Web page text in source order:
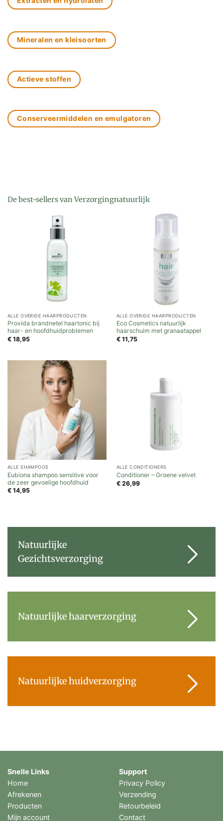
Mineralen en kleisoorten
Actieve stoffen
Conserveermiddelen en emulgatoren
De best-sellers van Verzorgingnatuurlijk
ALLE OVERIGE HAARPRODUCTEN
Provida brandnetel haartonic bij
haar- en hoofdhuidproblemen
€18,95
ALLE OVERIGE HAARPRODUCTEN
Eco Cosmetics natuurlijk
haarschuim met granaatappel
€11,75
ALLE SHAMPOOS
Eubiona shampoo sensitive voor
de zeer gevoelige hoofdhuid
€14,95
ALLE CONDITIONERS
Conditioner – Groene velvet
€26,99
Natuurlijke
Gezichtsverzorging
Natuurlijke haarverzorging
Natuurlijke huidverzorging
Snelle Links
Home
Afrekenen
Producten
Mijn account
Support
Privacy Policy
Verzending
Retourbeleid
Contact